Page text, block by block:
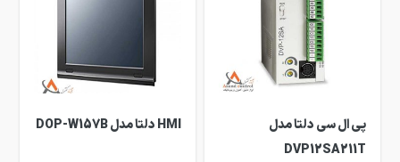
پی ال سی دلتا مدل
DVP12SA211T
HMI دلتا مدل DOP-W157B